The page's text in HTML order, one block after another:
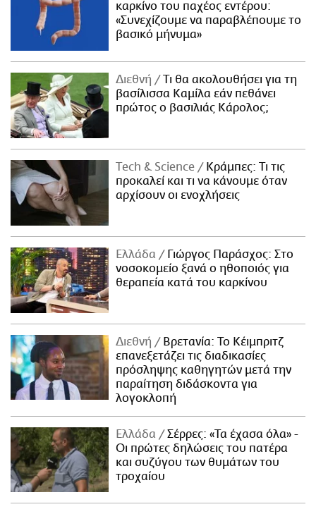
καρκίνο του παχέος εντέρου:
«Συνεχίζουμε να παραβλέπουμε το
βασικό μήνυμα»
Διεθνή
Τι θα ακολουθήσει για τη
βασίλισσα Καμίλα εάν πεθάνει
πρώτος ο βασιλιάς Κάρολος;
Τech & Science
Κράμπες: Τι τις
προκαλεί και τι να κάνουμε όταν
αρχίσουν οι ενοχλήσεις
Ελλάδα
Γιώργος Παράσχος: Στο
νοσοκομείο ξανά ο ηθοποιός για
θεραπεία κατά του καρκίνου
Διεθνή
Βρετανία: Το Κέιμπριτζ
επανεξετάζει τις διαδικασίες
πρόσληψης καθηγητών μετά την
παραίτηση διδάσκοντα για
λογοκλοπή
Ελλάδα
Σέρρες: «Τα έχασα όλα» -
Οι πρώτες δηλώσεις του πατέρα
και συζύγου των θυμάτων του
τροχαίου